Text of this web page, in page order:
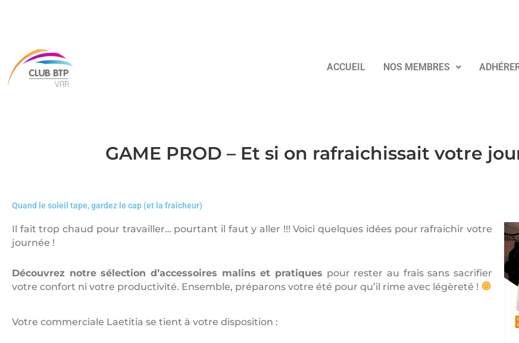
ACCUEIL NOS MEMBRES
GAME PROD – Et si on rafraichissait votre
Quand le soleil tape, gardez le cap (et la fraîcheur)
Il fait trop chaud pour travailler… pourtant il faut y aller !!! Voici quelques idées pour rafraichir votre
journée !
Découvrez notre sélection d’accessoires malins et pratiques pour rester au frais sans sacrifier
votre confort ni votre productivité. Ensemble, préparons votre été pour qu’il rime avec légèreté !
Votre commerciale Laetitia se tient à votre disposition :